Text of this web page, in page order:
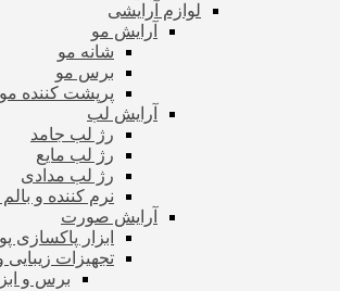
لوازم آرایشی
آرایش مو
شانه مو
برس مو
پرپشت کننده مو
آرایش لب
رژ لب جامد
رژ لب مایع
رژ لب مدادی
نرم کننده و
آرایش صورت
ابزار پاکسازی
تجهیزات زیبایی
برس و